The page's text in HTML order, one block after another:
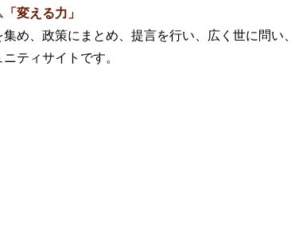
「変える力」
め、政策にまとめ、提言を行い、広く世に問い、
ティサイトです。